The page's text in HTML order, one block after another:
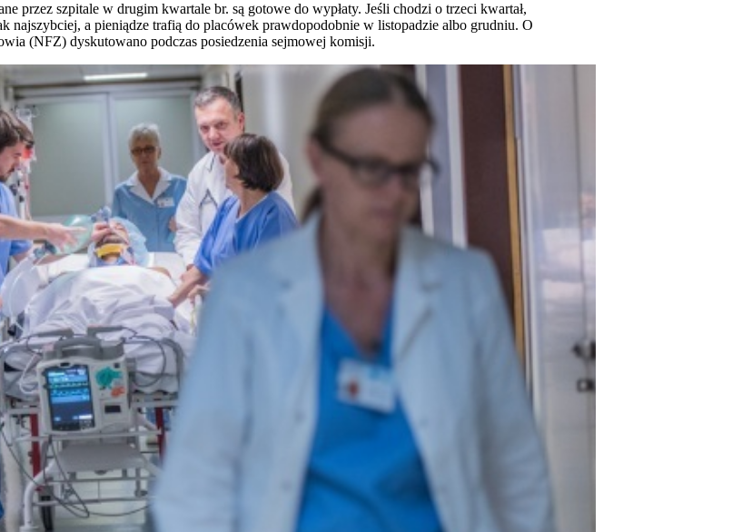
przez szpitale w drugim kwartale br. są gotowe do wypłaty. Jeśli chodzi o trzeci kwartał,
najszybciej, a pieniądze trafią do placówek prawdopodobnie w listopadzie albo grudniu. O
(NFZ) dyskutowano podczas posiedzenia sejmowej komisji.